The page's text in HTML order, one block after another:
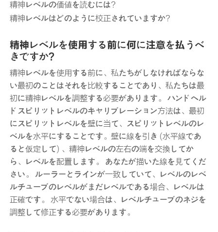
精神レベルの価値を読むには?
精神レベルはどのように校正されていますか?
精神レベルを使用する前に何に注意を払うべ
きですか?
精神レベルを使用する前に、私たちがしなければならな
い最初のことはそれを比較することであり、私たちは最
初に精神レベルを調整する必要があります。 ハンドヘル
ドスピリットレベルのキャリブレーション方法は、最初
にスピリットレベルを壁に当て、スピリットレベルのレ
ベルを水平にすることです。壁に線を引き (水平線であ
ると仮定して) 、精神レベルの左右の端を交換してか
ら、レベルを配置します。 あなたが描いた線を見てくだ
さい。 ルーラーとラインが一致していて、レベルのレベ
ルチューブのレベルがまだレベルである場合、レベルは
正確です。 水平でない場合は、レベルチューブのネジを
調整して修正する必要があります。